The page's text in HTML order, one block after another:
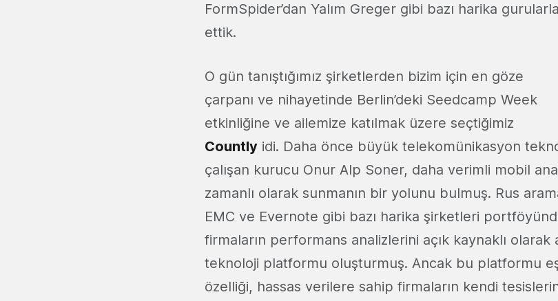
FormSpider’dan Yalım Greger gibi bazı harika
ettik.
O gün tanıştığımız şirketlerden bizim için en göze
çarpanı ve nihayetinde Berlin’deki Seedcamp Week
etkinliğine ve ailemize katılmak üzere seçtiğimiz
Countly idi. Daha önce büyük telekomünikasyon
çalışan kurucu Onur Alp Soner, daha verimli mobil
zamanlı olarak sunmanın bir yolunu bulmuş. Rus
EMC ve Evernote gibi bazı harika şirketleri
firmaların performans analizlerini açık kaynaklı olarak
teknoloji platformu oluşturmuş. Ancak bu platformu
özelliği, hassas verilere sahip firmaların kendi